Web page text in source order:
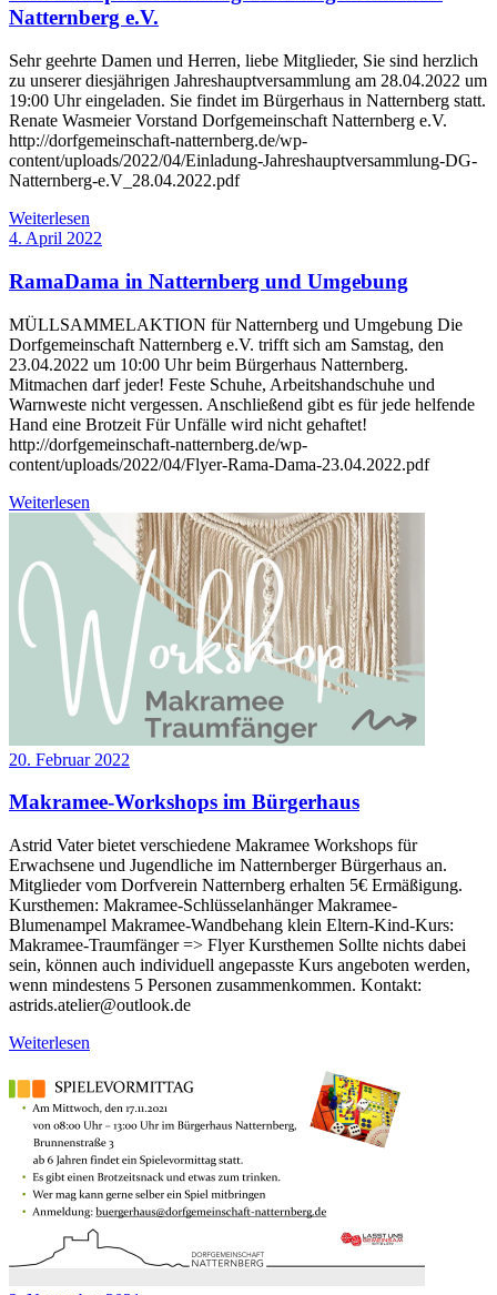
Natternberg e.V.
Sehr geehrte Damen und Herren, liebe Mitglieder, Sie sind herzlich
zu unserer diesjährigen Jahreshauptversammlung am 28.04.2022 um
19:00 Uhr eingeladen. Sie findet im Bürgerhaus in Natternberg statt.
Renate Wasmeier Vorstand Dorfgemeinschaft Natternberg e.V.
http://dorfgemeinschaft-natternberg.de/wp-
content/uploads/2022/04/Einladung-Jahreshauptversammlung-DG-
Natternberg-e.V_28.04.2022.pdf
Weiterlesen
4. April 2022
RamaDama in Natternberg und Umgebung
MÜLLSAMMELAKTION für Natternberg und Umgebung Die
Dorfgemeinschaft Natternberg e.V. trifft sich am Samstag, den
23.04.2022 um 10:00 Uhr beim Bürgerhaus Natternberg.
Mitmachen darf jeder! Feste Schuhe, Arbeitshandschuhe und
Warnweste nicht vergessen. Anschließend gibt es für jede helfende
Hand eine Brotzeit Für Unfälle wird nicht gehaftet!
http://dorfgemeinschaft-natternberg.de/wp-
content/uploads/2022/04/Flyer-Rama-Dama-23.04.2022.pdf
Weiterlesen
20. Februar 2022
Makramee-Workshops im Bürgerhaus
Astrid Vater bietet verschiedene Makramee Workshops für
Erwachsene und Jugendliche im Natternberger Bürgerhaus an.
Mitglieder vom Dorfverein Natternberg erhalten 5€ Ermäßigung.
Kursthemen: Makramee-Schlüsselanhänger Makramee-
Blumenampel Makramee-Wandbehang klein Eltern-Kind-Kurs:
Makramee-Traumfänger => Flyer Kursthemen Sollte nichts dabei
sein, können auch individuell angepasste Kurs angeboten werden,
wenn mindestens 5 Personen zusammenkommen. Kontakt:
astrids.atelier@outlook.de
Weiterlesen